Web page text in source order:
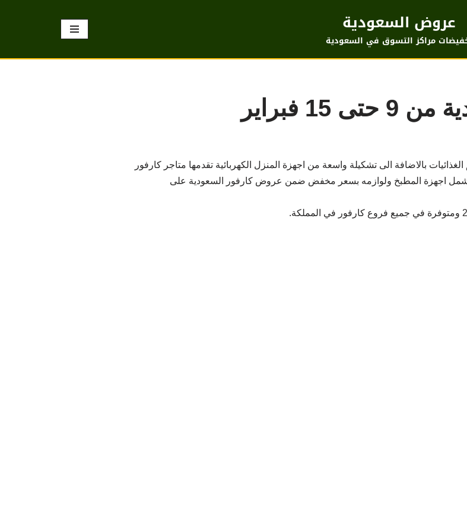
عروض السعودية
مراكز التسوق في السعودية
فبراير
بالاضافة الى تشكيلة واسعة من اجهزة المنزل الكهربائية تقدمها متاجر كارفور
شتاء 2022 , عروض كبرى تشمل اجهزة المطبخ ولوازمه بسعر مخفض ضمن عروض كارفور السعودية على